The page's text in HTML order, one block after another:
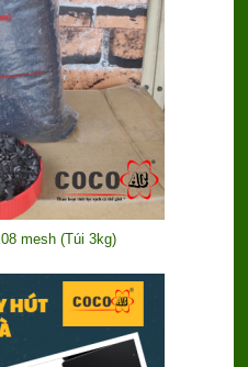
mesh (Túi 3kg)